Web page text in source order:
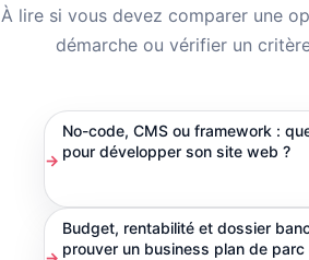
À lire si vous devez comparer une
démarche ou vérifier un
No-code, CMS ou framework :
pour développer son site web ?
Budget, rentabilité et dossier
prouver un business plan de